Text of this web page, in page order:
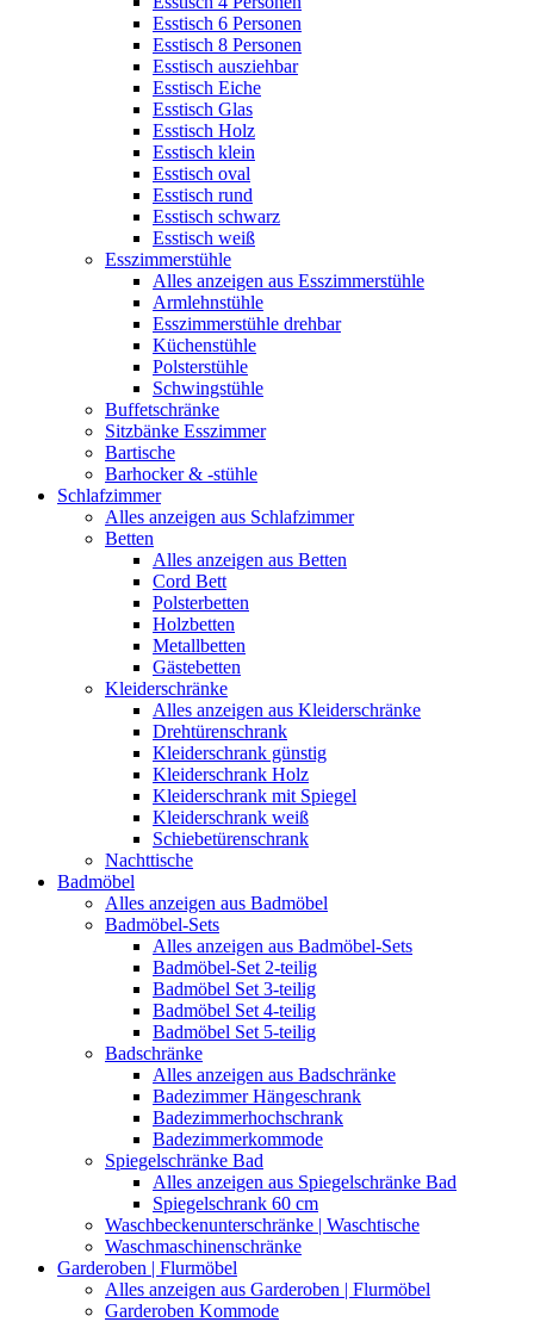
Esstisch 6 Personen
Esstisch 8 Personen
Esstisch ausziehbar
Esstisch Eiche
Esstisch Glas
Esstisch Holz
Esstisch klein
Esstisch oval
Esstisch rund
Esstisch schwarz
Esstisch weiß
Esszimmerstühle
Alles anzeigen aus Esszimmerstühle
Armlehnstühle
Esszimmerstühle drehbar
Küchenstühle
Polsterstühle
Schwingstühle
Buffetschränke
Sitzbänke Esszimmer
Bartische
Barhocker & -stühle
Schlafzimmer
Alles anzeigen aus Schlafzimmer
Betten
Alles anzeigen aus Betten
Cord Bett
Polsterbetten
Holzbetten
Metallbetten
Gästebetten
Kleiderschränke
Alles anzeigen aus Kleiderschränke
Drehtürenschrank
Kleiderschrank günstig
Kleiderschrank Holz
Kleiderschrank mit Spiegel
Kleiderschrank weiß
Schiebetürenschrank
Nachttische
Badmöbel
Alles anzeigen aus Badmöbel
Badmöbel-Sets
Alles anzeigen aus Badmöbel-Sets
Badmöbel-Set 2-teilig
Badmöbel Set 3-teilig
Badmöbel Set 4-teilig
Badmöbel Set 5-teilig
Badschränke
Alles anzeigen aus Badschränke
Badezimmer Hängeschrank
Badezimmerhochschrank
Badezimmerkommode
Spiegelschränke Bad
Alles anzeigen aus Spiegelschränke Bad
Spiegelschrank 60 cm
Waschbeckenunterschränke | Waschtische
Waschmaschinenschränke
Garderoben | Flurmöbel
Alles anzeigen aus Garderoben | Flurmöbel
Garderoben Kommode